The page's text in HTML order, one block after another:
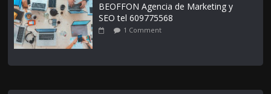
BEOFFON Agencia de Marketing y
SEO tel 609775568
1 Comment